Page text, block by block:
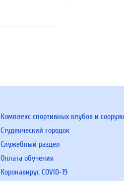
Комплекс спортивных клубов и
Студенческий городок
Служебный раздел
Оплата обучения
Коронавирус COVID-19